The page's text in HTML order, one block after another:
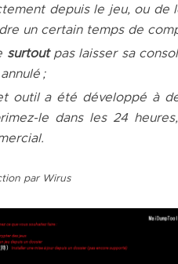
depuis le jeu, ou de
un certain temps de
surtoutpas laisser sa
;
outil a été développé à
le dans les 24
par Wirus